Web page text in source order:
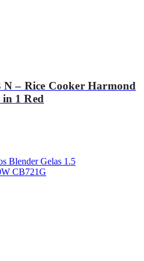
N – Rice Cooker Harmond
1 Red